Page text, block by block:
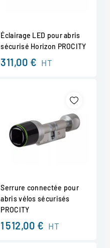
Éclairage LED pour abris
sécurisé Horizon PROCITY
311,00 € HT
Serrure connectée pour
abris vélos sécurisés
PROCITY
1 512,00 € HT